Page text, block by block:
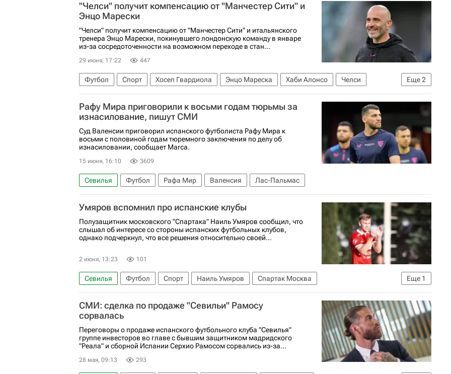
"Челси" получит компенсацию от "Манчестер Сити" и
Энцо Марески
"Челси" получит компенсацию от "Манчестер Сити" и итальянского
тренера Энцо Марески, покинувшего лондонскую команду в январе
из-за сосредоточенности на возможном переходе в стан...
29 июня, 17:22 447
Еще2
Футбол Спорт Хосеп Гвардиола Энцо Мареска Хаби Алонсо
Челси
Манчестер Сити
Лестер Сити
Рафу Мира приговорили к восьми годам тюрьмы за
изнасилование, пишут СМИ
Суд Валенсии приговорил испанского футболиста Рафу Мира к
восьми с половиной годам тюремного заключения по делу об
изнасиловании, сообщает Marca.
15 июня, 16:10 3609
Севилья Футбол Рафа Мир Валенсия Лас-Пальмас
Умяров вспомнил про испанские клубы
Полузащитник московского "Спартака" Наиль Умяров сообщил, что
слышал об интересе со стороны испанских футбольных клубов,
однако подчеркнул, что все решения относительно своей...
2 июня, 13:23 101
Еще 1
Севилья Футбол Спорт Наиль Умяров
Спартак Москва
Кубок России по футболу
СМИ: сделка по продаже "Севильи" Рамосу
сорвалась
Переговоры о продаже испанского футбольного клуба "Севилья"
группе инвесторов во главе с бывшим защитником мадридского
"Реала" и сборной Испании Серхио Рамосом сорвались из-за...
28 мая, 09:13 293